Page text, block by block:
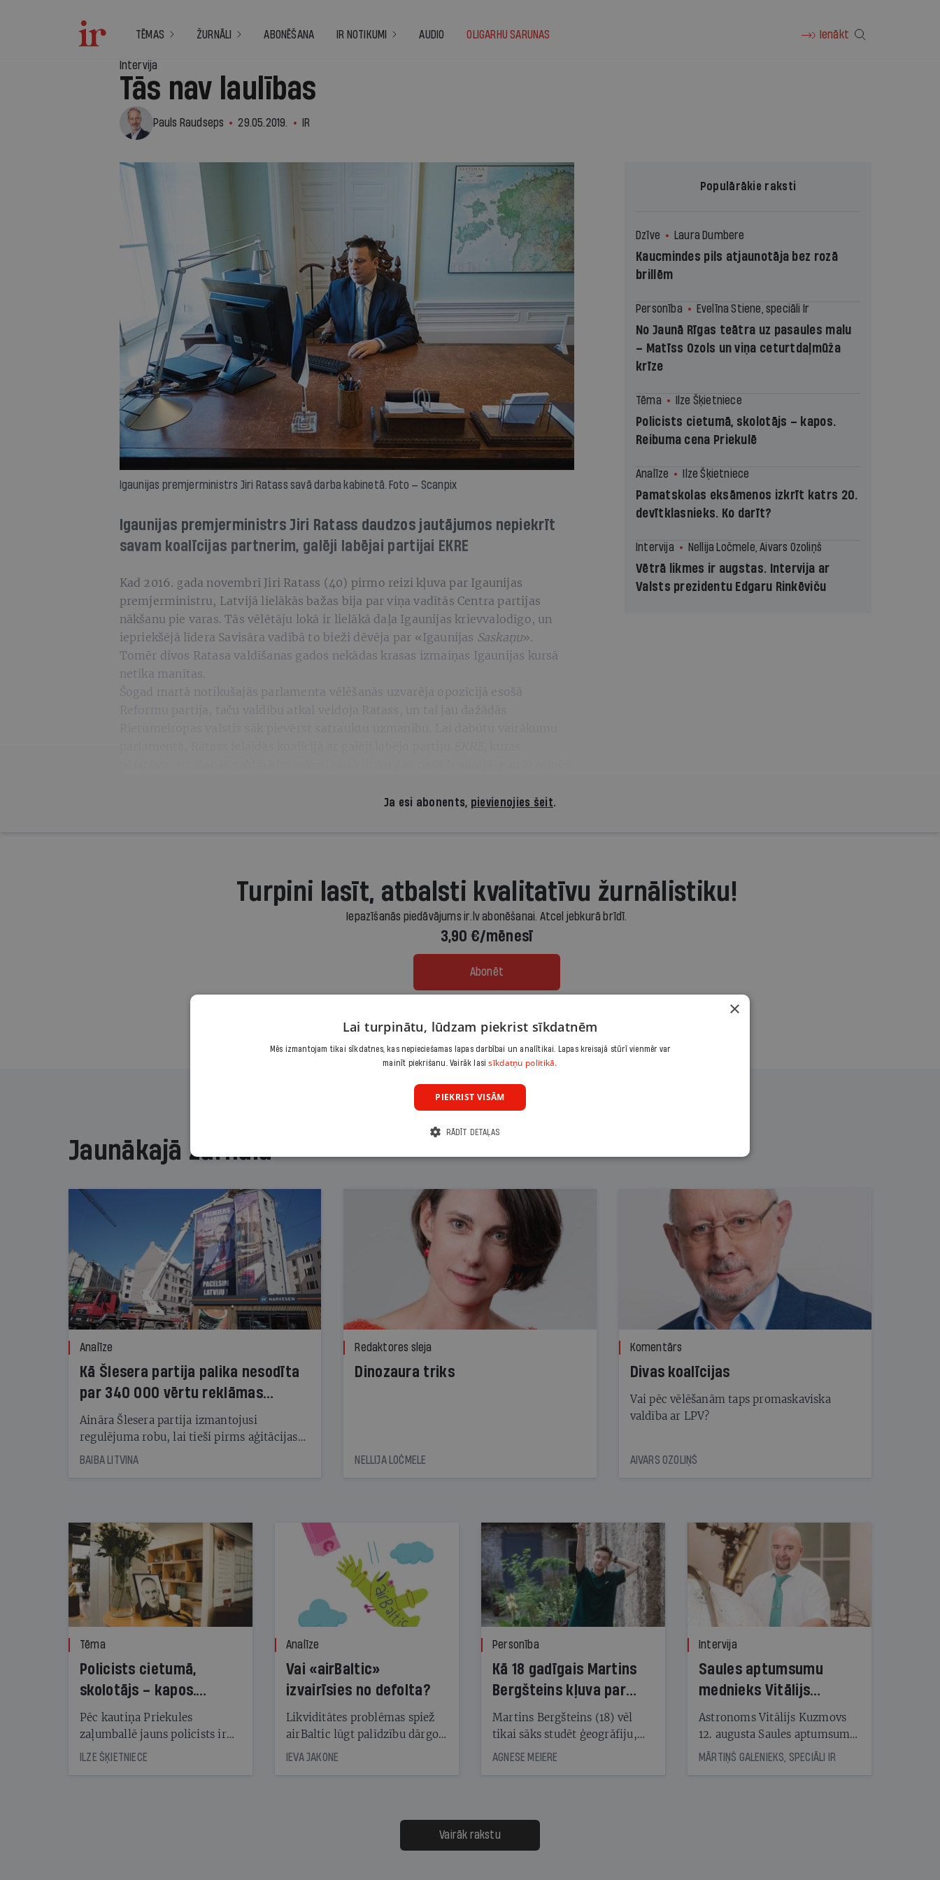
TĒMAS ŽURNĀLI ABONĒŠANA IR NOTIKUMI AUDIO OLIGARHU SARUNAS Ienākt
Intervija
Tās nav laulības
Pauls Raudseps 29.05.2019. IR
Igaunijas premjerministrs Jiri Ratass savā darba kabinetā. Foto — Scanpix
Igaunijas premjerministrs Jiri Ratass daudzos jautājumos nepiekrīt
savam koalīcijas partnerim, galēji labējai partijai EKRE
Kad 2016. gada novembrī Jiri Ratass (40) pirmo reizi kļuva par Igaunijas
premjerministru, Latvijā lielākās bažas bija par viņa vadītās Centra partijas
nākšanu pie varas. Tās vēlētāju lokā ir lielākā daļa Igaunijas krievvalodīgo, un
iepriekšējā līdera Savisāra vadībā to bieži dēvēja par «Igaunijas Saskaņu».
Tomēr divos Ratasa valdīšanas gados nekādas krasas izmaiņas Igaunijas kursā
netika manītas.
Šogad martā notikušajās parlamenta vēlēšanās uzvarēja opozīcijā esošā
Populārākie raksti
Dzīve Laura Dumbere
Kaucmindes pils atjaunotāja bez rozā
brillēm
Personība Evelīna Stiene, speciāli Ir
No Jaunā Rīgas teātra uz pasaules malu
– Matīss Ozols un viņa ceturtdaļmūža
krīze
Tēma Ilze Šķietniece
Policists cietumā, skolotājs – kapos.
Reibuma cena Priekulē
Analīze Ilze Šķietniece
Pamatskolas eksāmenos izkrīt katrs 20.
devītklasnieks. Ko darīt?
Intervija Nellija Ločmele, Aivars Ozoliņš
Vētrā likmes ir augstas. Intervija ar
Valsts prezidentu Edgaru Rinkēviču
Ja esi abonents, pievienojies šeit.
Turpini lasīt, atbalsti kvalitatīvu žurnālistiku!
Iepazīšanās piedāvājums ir.lv abonēšanai. Atcel jebkurā brīdī.
3,90 €/mēnesī
Abonēt
Jaunākajā žurnālā
Analīze
Kā Šlesera partija palika nesodīta
par 340 000 vērtu reklāmas
kampaņu
Aināra Šlesera partija izmantojusi
regulējuma robu, lai tieši pirms aģitācijas
starta izreklamētos par summu, kas
BAIBA LITVINA
Redaktores sleja
Dinozaura triks
NELLIJA LOČMELE
Komentārs
Divas koalīcijas
Vai pēc vēlēšanām taps promaskaviska
valdība ar LPV?
AIVARS OZOLIŅŠ
Tēma
Policists cietumā,
skolotājs – kapos.
Reibuma cena Priekulē
Pēc kautiņa Priekules
zaļumballē jauns policists ir
nonācis cietumā, bet
cienījams pedagogs — kapos.
ILZE ŠĶIETNIECE
Analīze
Vai «airBaltic»
izvairīsies no defolta?
Likviditātes problēmas spiež
airBaltic lūgt palīdzību dārgo
obligāciju turētājiem, taču
samaksāt augstos procentus,
kas jāpārskaita jau trīs dienas
pirms nākamās sapulces
IEVA JAKONE
Personība
Kā 18 gadīgais Martins
Bergšteins kļuva par
laika ziņu seju?
Martins Bergšteins (18) vēl
tikai sāks studēt ģeogrāfiju,
bet viņa sacītajam jau uzticas
uzcītīga darba, mammas
atbalsts un drosme turpināt
meteovērojumus arī tad, kad
AGNESE MEIERE
Intervija
Saules aptumsumu
mednieks Vitālijs
Kuzmovs
Astronoms Vitālijs Kuzmovs
12. augusta Saules aptumsumu
dosies vērot Maļorkā, kur tas
būs pilns. Jau nākamajā dienā
MĀRTIŅŠ GALENIEKS, SPECIĀLI IR
Vairāk rakstu
×
Lai turpinātu, lūdzam piekrist sīkdatnēm
Mēs izmantojam tikai sīkdatnes, kas nepieciešamas lapas darbībai un analītikai. Lapas kreisajā stūrī vienmēr var
mainīt piekrišanu. Vairāk lasisīkdatņu politikā.
PIEKRIST VISĀM
RĀDĪT DETAĻAS